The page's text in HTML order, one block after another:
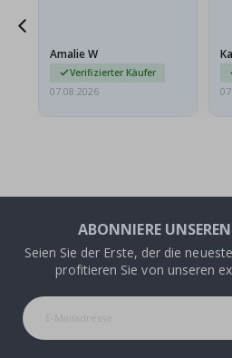
Amalie W
Verifizierter Käufer
07.08.2026
ABONNIERE
Seien Sie der Erste, der die
profitieren Sie von unseren